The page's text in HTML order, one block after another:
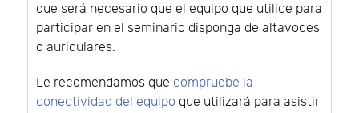
que será necesario que el equipo que utilice para
participar en el seminario disponga de altavoces
o auriculares.
Le recomendamos que compruebe la
conectividad del equipo que utilizará para asistir